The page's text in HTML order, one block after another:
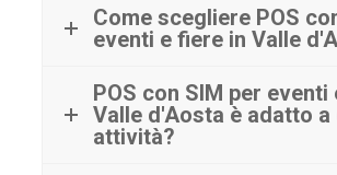
Come scegliere POS
eventi e fiere in Valle
POS con SIM per eventi
Valle d'Aosta è adatto
attività?